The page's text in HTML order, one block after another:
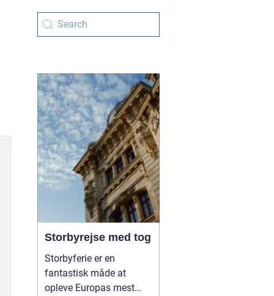
Storbyrejse med tog
Storbyferie er en
fantastisk måde at
opleve Europas mest